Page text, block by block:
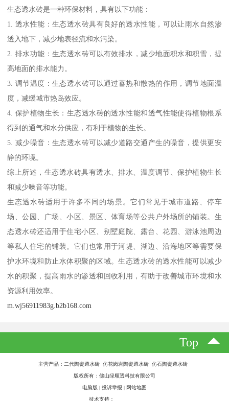
生态透水砖是一种环保材料，具有以下功能：
1. 透水性能：生态透水砖具有良好的透水性能，可以让雨水自然渗
透入地下，减少地表径流和水污染。
2. 排水功能：生态透水砖可以有效排水，减少地面积水和积雪，提
高地面的排水能力。
3. 调节温度：生态透水砖可以通过蓄热和散热的作用，调节地面温
度，减缓城市热岛效应。
4. 保护植物生长：生态透水砖的透水性能和透气性能使得植物根系
得到的通气和水分供应，有利于植物的生长。
5. 减少噪音：生态透水砖可以减少道路交通产生的噪音，提供更安
静的环境。
综上所述，生态透水砖具有透水、排水、温度调节、保护植物生长
和减少噪音等功能。
生态透水砖适用于许多不同的场景。它们常见于城市道路、停车
场、公园、广场、小区、景区、体育场等公共户外场所的铺装。生
态透水砖还适用于住宅小区、别墅庭院、露台、花园、游泳池周边
等私人住宅的铺装。它们也常用于河堤、湖边、沿海地区等需要保
护水环境和防止水体积聚的区域。生态透水砖的透水性能可以减少
水的积聚，提高雨水的渗透和回收利用，有助于改善城市环境和水
资源利用效率。
m.wj56911983g.b2b168.com
Top
主营产品：二代陶瓷透水砖 仿花岗岩陶瓷透水砖 仿石陶瓷透水砖
版权所有：佛山绿顺透科技有限公司
电脑版 投诉举报 网站地图
技术支持：